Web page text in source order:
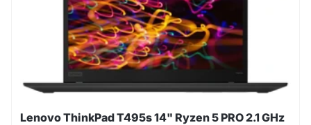
Lenovo ThinkPad T495s 14" Ryzen 5 PRO 2.1 GHz